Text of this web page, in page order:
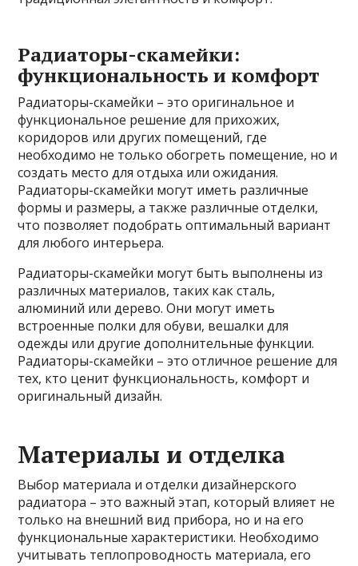
Радиаторы-скамейки:
функциональность и комфорт
Радиаторы-скамейки – это оригинальное и
функциональное решение для прихожих,
коридоров или других помещений, где
необходимо не только обогреть помещение, но и
создать место для отдыха или ожидания.
Радиаторы-скамейки могут иметь различные
формы и размеры, а также различные отделки,
что позволяет подобрать оптимальный вариант
для любого интерьера.
Радиаторы-скамейки могут быть выполнены из
различных материалов, таких как сталь,
алюминий или дерево. Они могут иметь
встроенные полки для обуви, вешалки для
одежды или другие дополнительные функции.
Радиаторы-скамейки – это отличное решение для
тех, кто ценит функциональность, комфорт и
оригинальный дизайн.
Материалы и отделка
Выбор материала и отделки дизайнерского
радиатора – это важный этап, который влияет не
только на внешний вид прибора, но и на его
функциональные характеристики. Необходимо
учитывать теплопроводность материала, его